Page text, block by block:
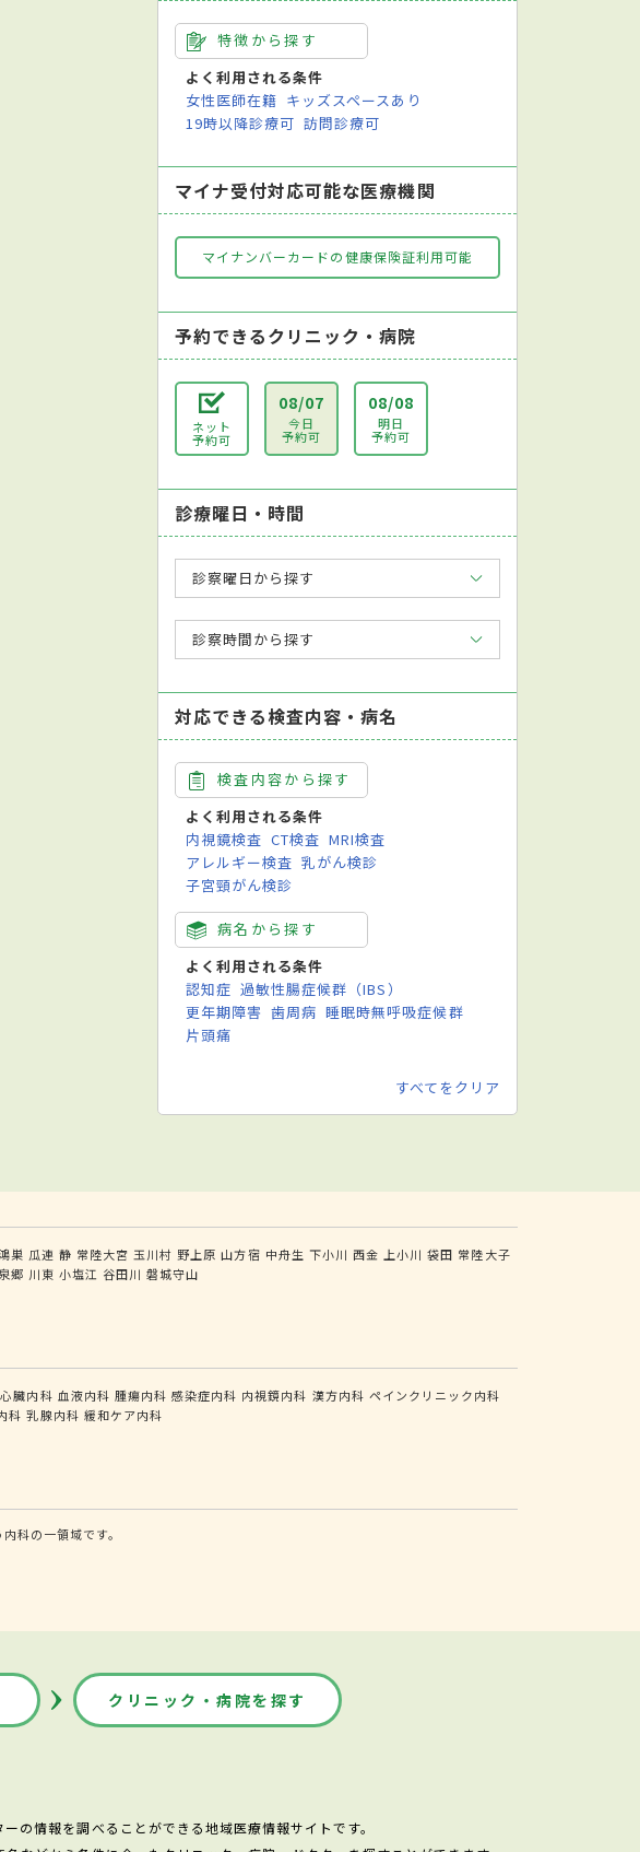
特徴から探す
よく利用される条件
女性医師在籍 キッズスペースあり
19時以降診療可 訪問診療可
マイナ受付対応可能な医療機関
マイナンバーカードの健康保険証利用可能
予約できるクリニック・病院
ネット
予約可
08/07
今日
予約可
08/08
明日
予約可
診療曜日・時間
診察曜日から探す
診察時間から探す
対応できる検査内容・病名
検査内容から探す
よく利用される条件
内視鏡検査 CT検査 MRI検査
アレルギー検査 乳がん検診
子宮頸がん検診
病名から探す
よく利用される条件
認知症 過敏性腸症候群（IBS）
更年期障害 歯周病 睡眠時無呼吸症候群
片頭痛
すべてをクリア
巣 瓜連 静 常陸大宮 玉川村 野上原 山方宿 中舟生 下小川 西金 上小川 袋田 常陸大子
郷 川東 小塩江 谷田川 磐城守山
心臓内科 血液内科 腫瘍内科 感染症内科 内視鏡内科 漢方内科 ペインクリニック内科
科 乳腺内科 緩和ケア内科
科の一領域です。
クリニック・病院を探す
の情報を調べることができる地域医療情報サイトです。